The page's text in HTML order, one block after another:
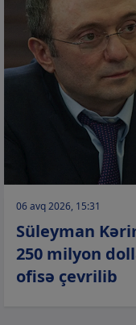
06 avq 2026, 15:31
Süleyman
250 milyon
ofisə çevrilib